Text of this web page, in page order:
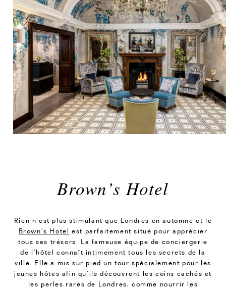
Brown’s Hotel
Rien n’est plus stimulant que Londres en automne et le
Brown’s Hotel est parfaitement situé pour apprécier
tous ses trésors. La fameuse équipe de conciergerie
de l’hôtel connaît intimement tous les secrets de la
ville. Elle a mis sur pied un tour spécialement pour les
jeunes hôtes afin qu’ils découvrent les coins cachés et
les perles rares de Londres, comme nourrir les